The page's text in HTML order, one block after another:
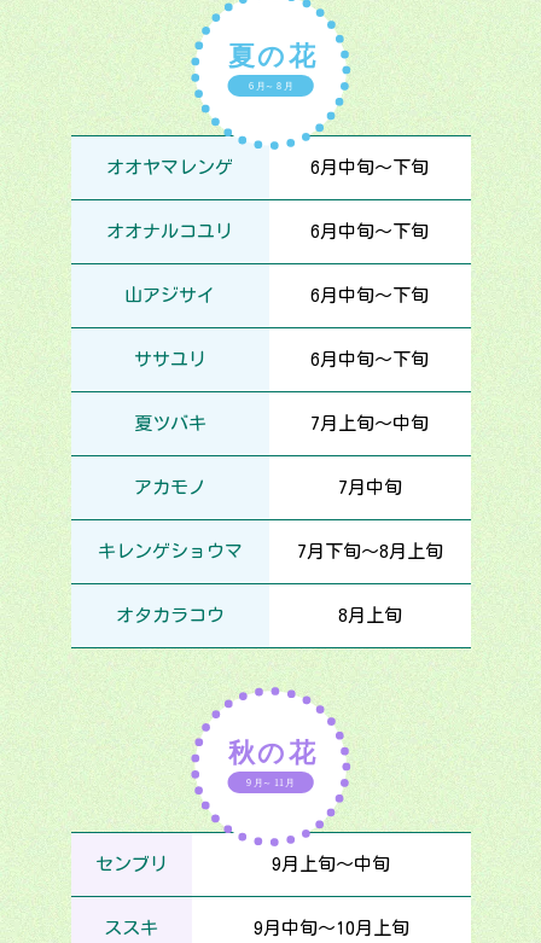
オオヤマレンゲ 6月中旬～下旬
オオナルコユリ 6月中旬～下旬
山アジサイ 6月中旬～下旬
ササユリ 6月中旬～下旬
夏ツバキ 7月上旬～中旬
アカモノ 7月中旬
キレンゲショウマ 7月下旬～8月上旬
オタカラコウ 8月上旬
センブリ 9月上旬～中旬
ススキ 9月中旬～10月上旬